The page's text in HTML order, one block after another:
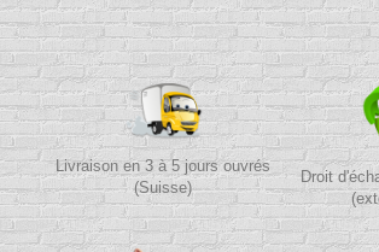
Livraison en 3 à 5 jours ouvrés
(Suisse)
Droit